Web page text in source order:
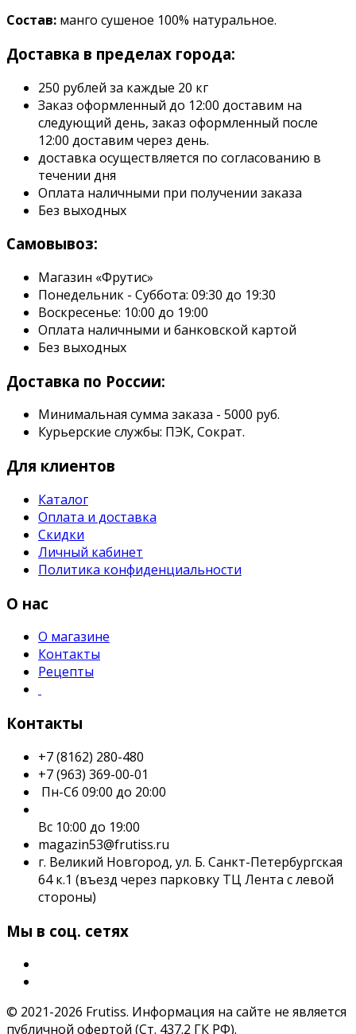
Состав: манго сушеное 100% натуральное.
Доставка в пределах города:
250 рублей за каждые 20 кг
Заказ оформленный до 12:00 доставим на
следующий день, заказ оформленный после
12:00 доставим через день.
доставка осуществляется по согласованию в
течении дня
Оплата наличными при получении заказа
Без выходных
Самовывоз:
Магазин «Фрутис»
Понедельник - Суббота: 09:30 до 19:30
Воскресенье: 10:00 до 19:00
Оплата наличными и банковской картой
Без выходных
Доставка по России:
Минимальная сумма заказа - 5000 руб.
Курьерские службы: ПЭК, Сократ.
Для клиентов
Каталог
Оплата и доставка
Скидки
Личный кабинет
Политика конфиденциальности
О нас
О магазине
Контакты
Рецепты
Контакты
+7 (8162) 280-480
+7 (963) 369-00-01
Пн-Сб 09:00 до 20:00
Вс 10:00 до 19:00
magazin53@frutiss.ru
г. Великий Новгород, ул. Б. Санкт-Петербургская
64 к.1 (въезд через парковку ТЦ Лента с левой
стороны)
Мы в соц. сетях
© 2021-2026 Frutiss. Информация на сайте не является
публичной офертой (Ст. 437.2 ГК РФ).